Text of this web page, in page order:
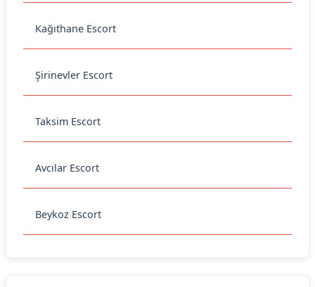
Kağıthane Escort
Şirinevler Escort
Taksim Escort
Avcılar Escort
Beykoz Escort